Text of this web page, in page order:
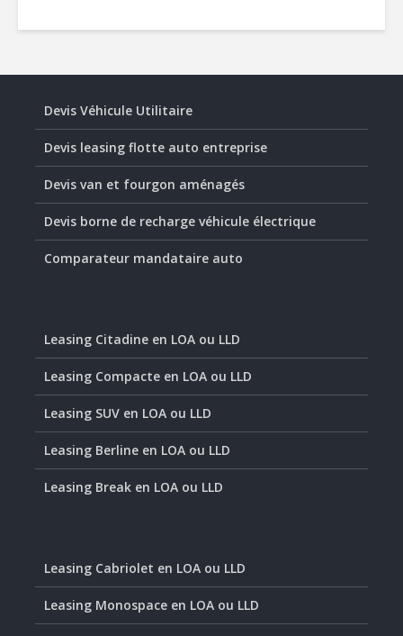
Devis Véhicule Utilitaire
Devis leasing flotte auto entreprise
Devis van et fourgon aménagés
Devis borne de recharge véhicule électrique
Comparateur mandataire auto
Leasing Citadine en LOA ou LLD
Leasing Compacte en LOA ou LLD
Leasing SUV en LOA ou LLD
Leasing Berline en LOA ou LLD
Leasing Break en LOA ou LLD
Leasing Cabriolet en LOA ou LLD
Leasing Monospace en LOA ou LLD